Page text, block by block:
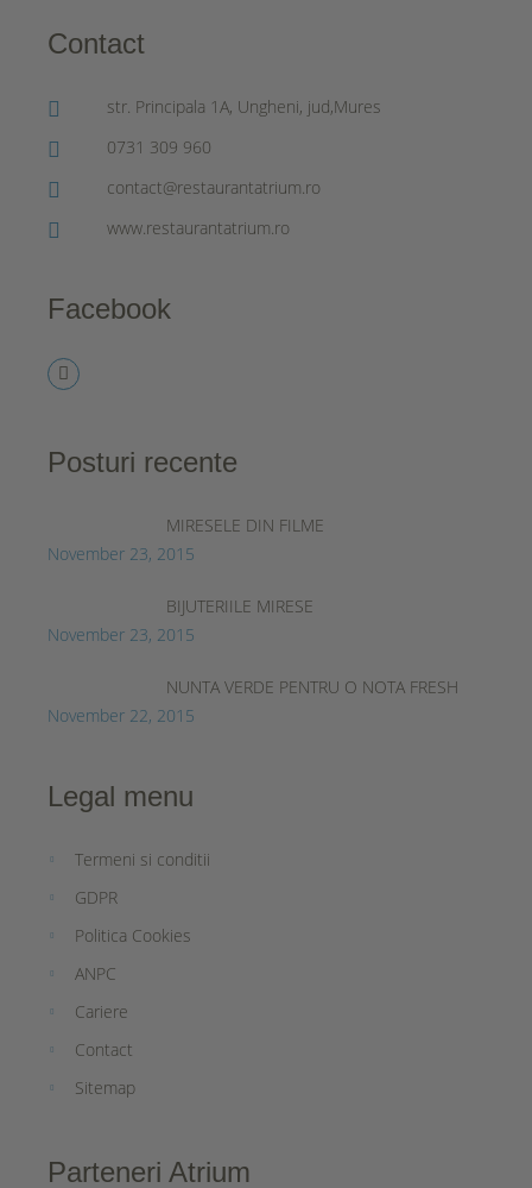
Contact
str. Principala 1A, Ungheni, jud,Mures
0731 309 960
contact@restaurantatrium.ro
www.restaurantatrium.ro
Facebook
Posturi recente
MIRESELE DIN FILME
November 23, 2015
BIJUTERIILE MIRESE
November 23, 2015
NUNTA VERDE PENTRU O NOTA FRESH
November 22, 2015
Legal menu
Termeni si conditii
GDPR
Politica Cookies
ANPC
Cariere
Contact
Sitemap
Parteneri Atrium